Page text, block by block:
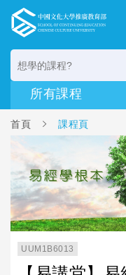
首頁 課程頁
UUM1B6013